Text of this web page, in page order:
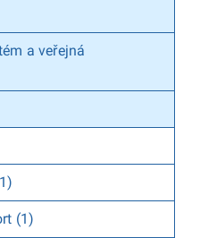
a veřejná
(1)